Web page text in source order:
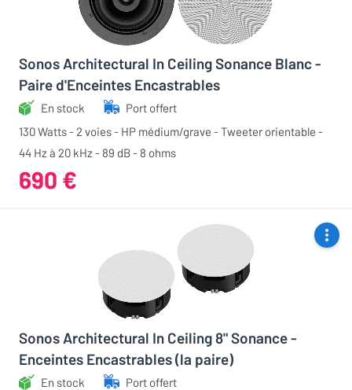
Sonos Architectural In Ceiling Sonance Blanc -
Paire d'Enceintes Encastrables
En stock
Port offert
130 Watts - 2 voies - HP médium/grave - Tweeter orientable -
44 Hz à 20 kHz - 89 dB - 8 ohms
690 €
Sonos Architectural In Ceiling 8" Sonance -
Enceintes Encastrables (la paire)
En stock
Port offert